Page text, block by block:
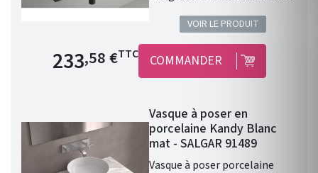
la pièce maîtresse de votre
salle de bains.
Vasque à poser. Matière :
porcelaine. Sans siphon ni
bonde de vidage. Résistante
aux produits chimiques et aux
avec trop-plein . Siphon,
bonde clic-clac et robinet non
inclus. Finition : Noir Mat.
Gamme : LOKUM. Fabriqué en
VOIR LE PRODUIT
Prix de base
233,58 €TTC COMMANDER
Vasque à poser en
porcelaine Kandy Blanc
mat - SALGAR 91489
Vasque à poser porcelaine